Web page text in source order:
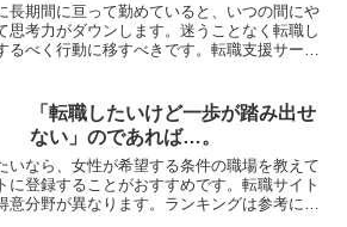
長期間に亘って勤めていると、いつの間にや
思考力がダウンします。迷うことなく転職し
るべく行動に移すべきです。転職支援サービ
「転職したいけど一歩が踏み出せ
ない」のであれば…。
いなら、女性が希望する条件の職場を教えて
に登録することがおすすめです。転職サイト
意分野が異なります。ランキングは参考にす